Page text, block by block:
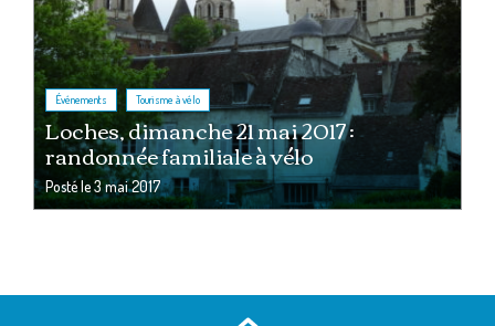
Événements , Tourisme à vélo
Loches, dimanche 21 mai 2017 :
randonnée familiale à vélo
Posté le3 mai 2017